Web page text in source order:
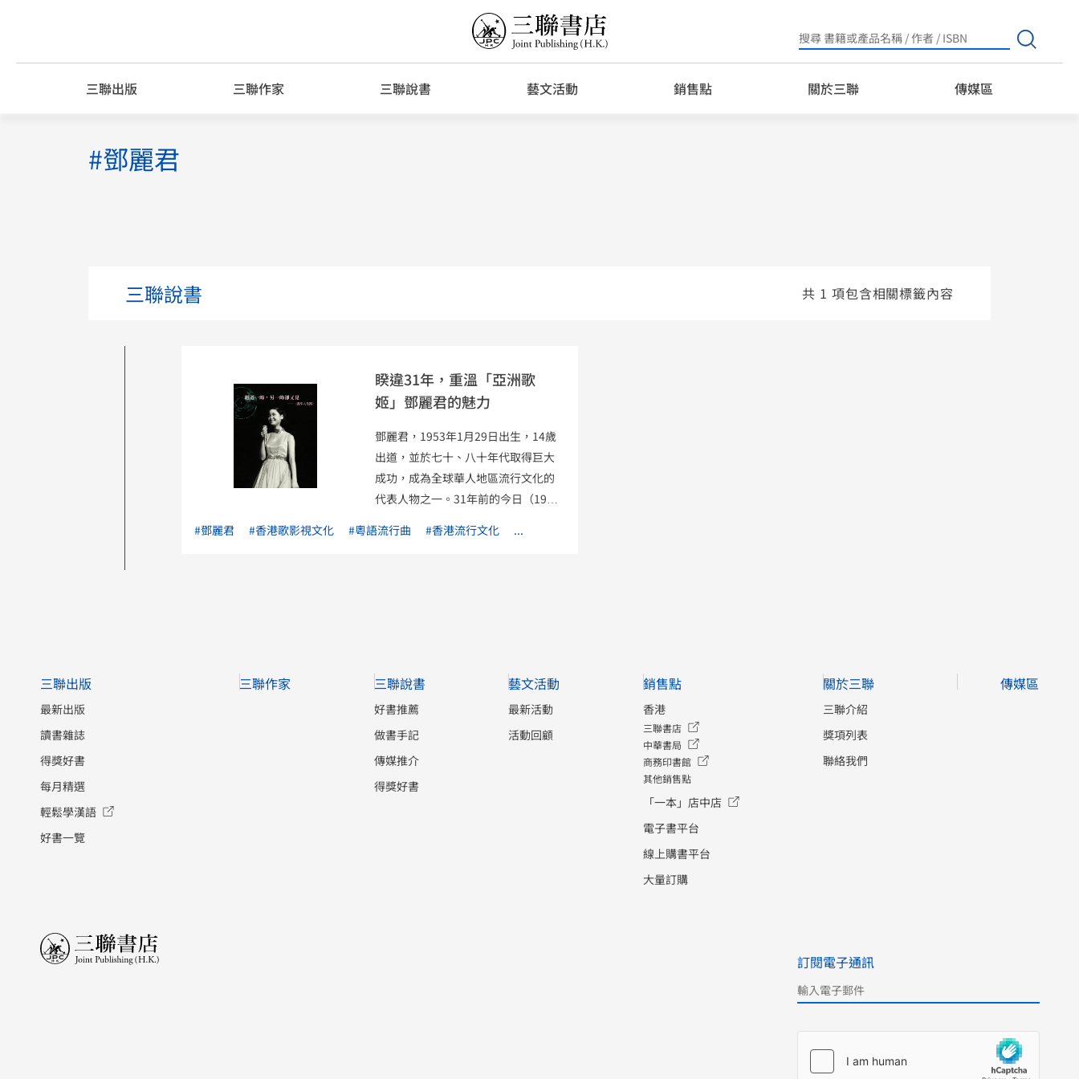
content
Search
for:
三聯出版 三聯作家 三聯說書 藝文活動 銷售點 關於三聯 傳媒區
#鄧麗君
三聯說書 共 1 項包含相關標籤內容
睽違31年，重溫「亞洲歌
姬」鄧麗君的魅力
鄧麗君，1953年1月29日出生，14歲
出道，並於七十、八十年代取得巨大
成功，成為全球華人地區流行文化的
代表人物之一。31年前的今日（1995
世。著名美國娛樂雜誌《告示牌》
見」恰如她跌宕起伏的人生。1983
年，鄧麗君出版了最後一張粵語專輯
《漫步人生路》，並推出同名主打
作歌手中島美雪的歌曲〈習慣孤
獨〉，鄧麗君翻唱的版本，由著名填
#鄧麗君 #香港歌影視文化 #粵語流行曲 #香港流行文化 ...
三聯出版
最新出版
讀書雜誌
得獎好書
每月精選
輕鬆學漢語
好書一覽
三聯作家 三聯說書
好書推薦
做書手記
傳媒推介
得獎好書
藝文活動
最新活動
活動回顧
銷售點
香港
三聯書店
中華書局
商務印書館
其他銷售點
「一本」店中店
電子書平台
線上購書平台
大量訂購
關於三聯
三聯介紹
獎項列表
聯絡我們
傳媒區
訂閱電子通訊